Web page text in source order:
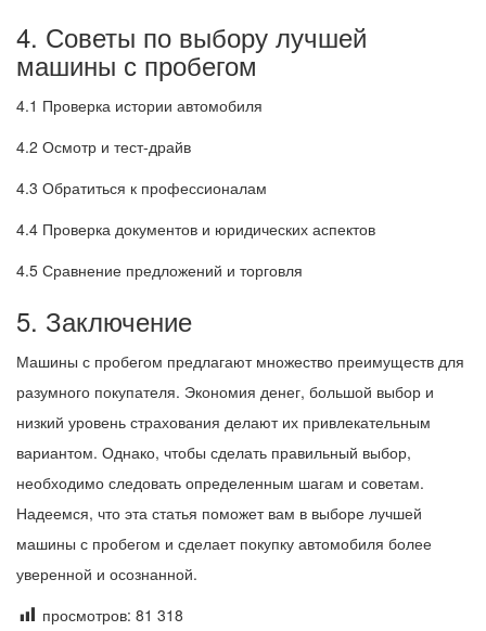
4. Советы по выбору лучшей
машины с пробегом
4.1 Проверка истории автомобиля
4.2 Осмотр и тест-драйв
4.3 Обратиться к профессионалам
4.4 Проверка документов и юридических аспектов
4.5 Сравнение предложений и торговля
5. Заключение
Машины с пробегом предлагают множество преимуществ для
разумного покупателя. Экономия денег, большой выбор и
низкий уровень страхования делают их привлекательным
вариантом. Однако, чтобы сделать правильный выбор,
необходимо следовать определенным шагам и советам.
Надеемся, что эта статья поможет вам в выборе лучшей
машины с пробегом и сделает покупку автомобиля более
уверенной и осознанной.
просмотров: 81 318